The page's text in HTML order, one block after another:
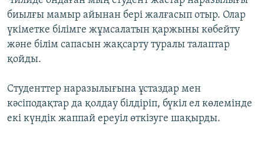
биылғы мамыр айынан бері жалғасып отыр. Олар
үкіметке білімге жұмсалатын қаржыны көбейту
және білім сапасын жақсарту туралы талаптар
қойды.
Студенттер наразылығына ұстаздар мен
кәсіподақтар да қолдау білдіріп, бүкіл ел көлемінде
екі күндік жаппай ереуіл өткізуге шақырды.